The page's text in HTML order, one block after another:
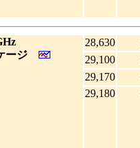
ージ
28,630
29,100
29,170
29,180